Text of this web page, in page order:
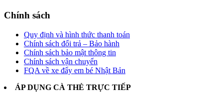
Chính sách
Quy định và hình thức thanh toán
Chính sách đổi trả – Bảo hành
Chính sách bảo mật thông tin
Chính sách vận chuyển
FQA về xe đẩy em bé Nhật Bản
ÁP DỤNG CÀ THẺ TRỰC TIẾP